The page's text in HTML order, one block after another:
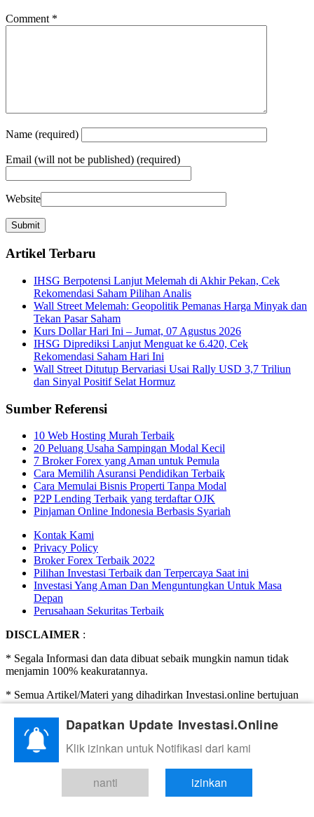
Comment *
Name (required)
Email (will not be published) (required)
Website
Artikel Terbaru
IHSG Berpotensi Lanjut Melemah di Akhir Pekan, Cek
Rekomendasi Saham Pilihan Analis
Wall Street Melemah: Geopolitik Pemanas Harga Minyak dan
Tekan Pasar Saham
Kurs Dollar Hari Ini – Jumat, 07 Agustus 2026
IHSG Diprediksi Lanjut Menguat ke 6.420, Cek
Rekomendasi Saham Hari Ini
Wall Street Ditutup Bervariasi Usai Rally USD 3,7 Triliun
dan Sinyal Positif Selat Hormuz
Sumber Referensi
10 Web Hosting Murah Terbaik
20 Peluang Usaha Sampingan Modal Kecil
7 Broker Forex yang Aman untuk Pemula
Cara Memilih Asuransi Pendidikan Terbaik
Cara Memulai Bisnis Properti Tanpa Modal
P2P Lending Terbaik yang terdaftar OJK
Pinjaman Online Indonesia Berbasis Syariah
Kontak Kami
Privacy Policy
Broker Forex Terbaik 2022
Pilihan Investasi Terbaik dan Terpercaya Saat ini
Investasi Yang Aman Dan Menguntungkan Untuk Masa
Depan
Perusahaan Sekuritas Terbaik
DISCLAIMER :
* Segala Informasi dan data dibuat sebaik mungkin namun tidak
menjamin 100% keakuratannya.
* Semua Artikel/Materi yang dihadirkan Investasi.online bertujuan
hanya untuk edukasi.
* Investasi.Online Tidak menghimpun dana, tidak mengajak
ataupun mengharuskan untuk berinvestasi. Investasi adalah
beresiko, segala keputusan dan kerugian adalah tanggung jawab
Anda (pengunjung/pembaca) sendiri.
Dapatkan Update Investasi.Online
Klik izinkan untuk Notifikasi dari kami
nanti izinkan